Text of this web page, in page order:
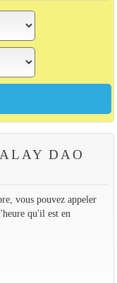
DAO
vous pouvez appeler
qu'il est en